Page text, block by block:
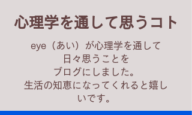
心理学を通して思うコト
eye（あい）が心理学を通して
日々思うことを
ブログにしました。
生活の知恵になってくれると嬉し
いです。